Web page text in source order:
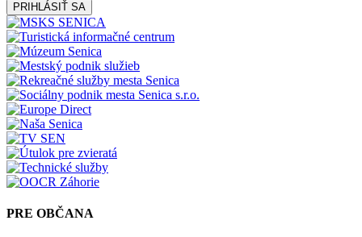
PRIHLÁSIŤ SA
PRE OBČANA